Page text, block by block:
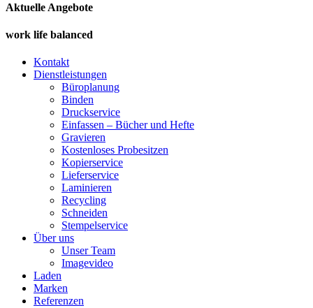
Aktuelle Angebote
work life balanced
Kontakt
Dienstleistungen
Büroplanung
Binden
Druckservice
Einfassen – Bücher und Hefte
Gravieren
Kostenloses Probesitzen
Kopierservice
Lieferservice
Laminieren
Recycling
Schneiden
Stempelservice
Über uns
Unser Team
Imagevideo
Laden
Marken
Referenzen